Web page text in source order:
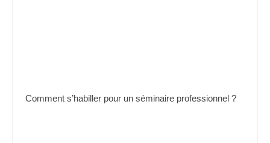
Comment s’habiller pour un séminaire professionnel ?